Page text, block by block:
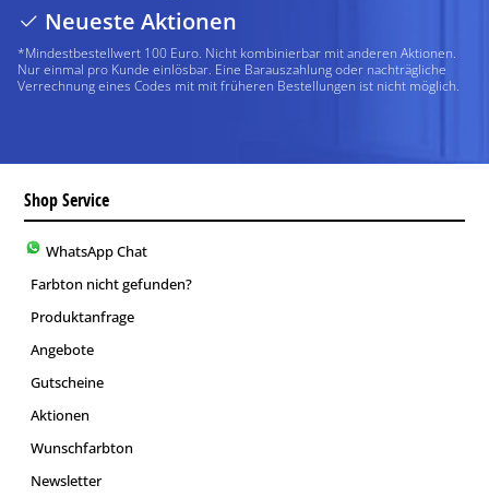
Neueste Aktionen
*Mindestbestellwert 100 Euro. Nicht kombinierbar mit anderen Aktionen.
Nur einmal pro Kunde einlösbar. Eine Barauszahlung oder nachträgliche
Verrechnung eines Codes mit mit früheren Bestellungen ist nicht möglich.
Shop Service
WhatsApp Chat
Farbton nicht gefunden?
Produktanfrage
Angebote
Gutscheine
Aktionen
Wunschfarbton
Newsletter